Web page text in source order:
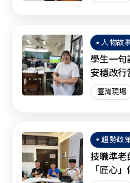
人物故
學生一句
安穩改行
臺灣現場
趨勢政
技職準老
「匠心